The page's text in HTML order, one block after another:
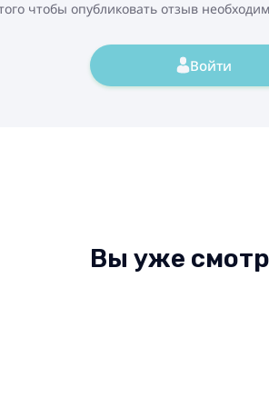
чтобы опубликовать отзыв
Войти
Вы уже